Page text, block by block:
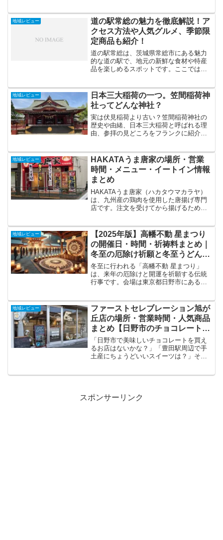
数分の場所にあり、駅のホームが見える
ほどの好立地を誇ります...
地域レビュー
道の駅常総の魅力を徹底解説！ア
クセス方法や人気グルメ、季節限
定商品も紹介！
道の駅常総は、茨城県常総市にある魅力
的な道の駅で、地元の新鮮な食材や特産
品を楽しめるスポットです。ここでは、
商品、そしてイベント情報まで詳しく紹
介しています。さらに、広...
地域レビュー
日本三大稲荷の一つ。笠間稲荷神
社ってどんな神社？
実は伏見稲荷より古い？笠間稲荷神社の
歴史や由緒、日本三大稲荷と呼ばれる理
由、参拝の見どころをフランクに紹介し
地域レビュー
HAKATAうま唐家の場所・営業
時間・メニュー・イートイン情報
まとめ
HAKATAうま唐家（ハカタウマカラヤ）
は、九州産の鶏肉を使用した唐揚げ専門
店です。注文を受けてから揚げるため、
イートインスペースもあり、揚げたてを
その場で食べることも...
地域レビュー
【2025年版】高幡不動 星まつり
の開催日・時間・祈祷料まとめ｜
冬至の厄除け祈願と冬至うどん情
報
冬至に行われる「高幡不動 星まつり」
は、来年の厄除けと開運を祈願する伝統
行事です。会場は東京都日野市にある高
開催情報・祈祷料・参加方法・混雑傾向
に加え、星供養の...
地域レビュー
ファーストセレブレーション旭が
丘店の場所・営業時間・人気商品
まとめ【日野市のチョコレート専
門店】
「日野市で美味しいチョコレートを買え
るお店はないかな？」「豊田駅周辺で手
土産にちょうどいいスイーツは？」そん
スポンサーリンク